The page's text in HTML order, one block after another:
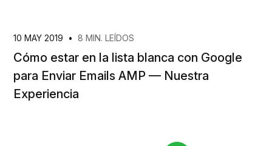
10 MAY 2019 • 8 MIN. LEÍDOS
Cómo estar en la lista blanca con Google
para Enviar Emails AMP — Nuestra
Experiencia